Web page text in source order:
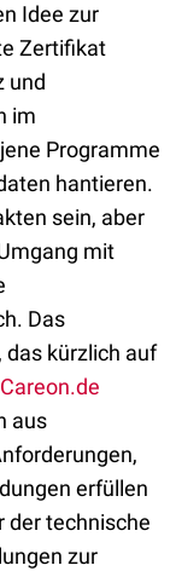
Idee zur
Zertifikat
und
im
Programme
hantieren.
sein, aber
mit
Das
das kürzlich auf
Careon.de
aus
erfüllen
der technische
zur